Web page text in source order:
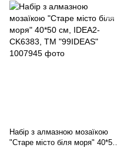
Набір з алмазною мозаїкою
"Старе місто біля моря" 40*50